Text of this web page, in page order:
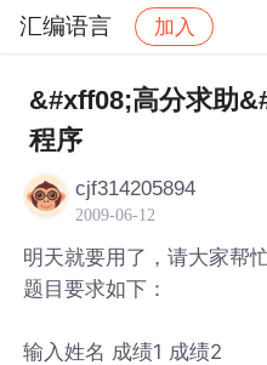
汇编语言 加入
社区 汇编语言 帖
&#xff08;高分求助
程序
cjf314205894
2009-06-12
明天就要用了，请大家帮
题目要求如下：
输入姓名 成绩1 成绩2